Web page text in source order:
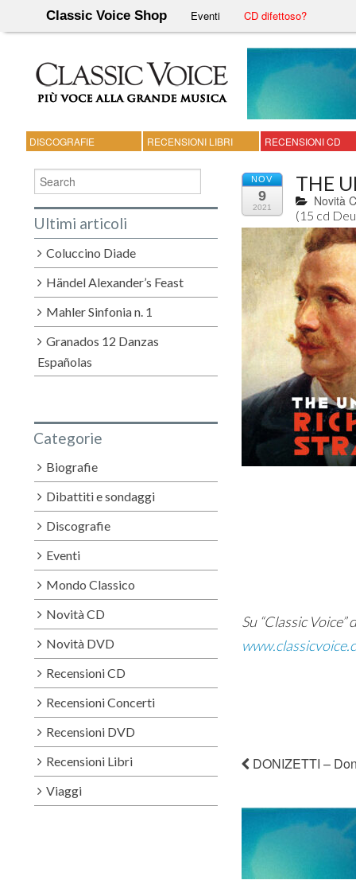
Classic Voice Shop Eventi CD difettoso?
DISCOGRAFIE RECENSIONI LIBRI RECENSIONI CD
NOV
9
2021
THE
Novità
(15 cd
Su “Classic
DONIZETTI –
Ultimi articoli
Coluccino Diade
Händel Alexander’s Feast
Mahler Sinfonia n. 1
Granados 12 Danzas
Españolas
Categorie
Biografie
Dibattiti e sondaggi
Discografie
Eventi
Mondo Classico
Novità CD
Novità DVD
Recensioni CD
Recensioni Concerti
Recensioni DVD
Recensioni Libri
Viaggi